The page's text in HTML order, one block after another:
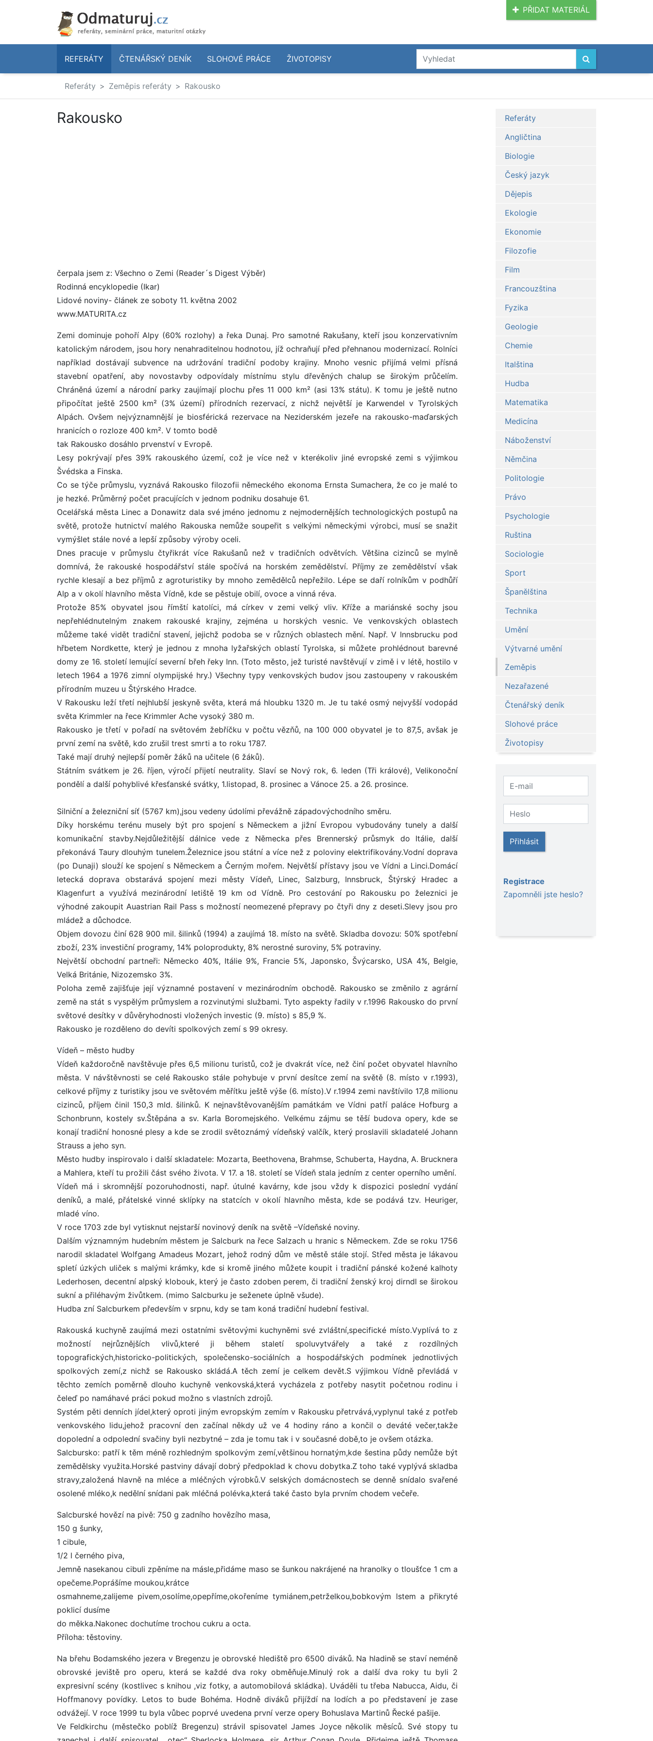
PŘIDAT MATERIÁL
REFERÁTY ČTENÁŘSKÝ DENÍK SLOHOVÉ PRÁCE ŽIVOTOPISY
Referáty Zeměpis referáty Rakousko
Rakousko
čerpala jsem z: Všechno o Zemi (Reader´s Digest Výběr)
Rodinná encyklopedie (Ikar)
Lidové noviny- článek ze soboty 11. května 2002
www.MATURITA.cz
Zemi dominuje pohoří Alpy (60% rozlohy) a řeka Dunaj. Pro samotné Rakušany, kteří jsou konzervativním
katolickým národem, jsou hory nenahraditelnou hodnotou, jíž ochraňují před přehnanou modernizací. Rolníci
například dostávají subvence na udržování tradiční podoby krajiny. Mnoho vesnic přijímá velmi přísná
stavební opatření, aby novostavby odpovídaly místnímu stylu dřevěných chalup se širokým průčelím.
Chráněná území a národní parky zaujímají plochu přes 11 000 km² (asi 13% státu). K tomu je ještě nutno
připočítat ještě 2500 km² (3% území) přírodních rezervací, z nichž největší je Karwendel v Tyrolských
Alpách. Ovšem nejvýznamnější je biosférická rezervace na Neziderském jezeře na rakousko-maďarských
hranicích o rozloze 400 km². V tomto bodě
tak Rakousko dosáhlo prvenství v Evropě.
Lesy pokrývají přes 39% rakouského území, což je více než v kterékoliv jiné evropské zemi s výjimkou
Švédska a Finska.
Co se týče průmyslu, vyznává Rakousko filozofii německého ekonoma Ernsta Sumachera, že co je malé to
je hezké. Průměrný počet pracujících v jednom podniku dosahuje 61.
Ocelářská města Linec a Donawitz dala své jméno jednomu z nejmodernějších technologických postupů na
světě, protože hutnictví malého Rakouska nemůže soupeřit s velkými německými výrobci, musí se snažit
vymýšlet stále nové a lepší způsoby výroby oceli.
Dnes pracuje v průmyslu čtyřikrát více Rakušanů než v tradičních odvětvích. Většina cizinců se mylně
domnívá, že rakouské hospodářství stále spočívá na horském zemědělství. Příjmy ze zemědělství však
rychle klesají a bez příjmů z agroturistiky by mnoho zemědělců nepřežilo. Lépe se daří rolníkům v podhůří
Alp a v okolí hlavního města Vídně, kde se pěstuje obilí, ovoce a vinná réva.
Protože 85% obyvatel jsou římští katolíci, má církev v zemi velký vliv. Kříže a mariánské sochy jsou
nepřehlédnutelným znakem rakouské krajiny, zejména u horských vesnic. Ve venkovských oblastech
můžeme také vidět tradiční stavení, jejichž podoba se v různých oblastech mění. Např. V Innsbrucku pod
hřbetem Nordkette, který je jednou z mnoha lyžařských oblastí Tyrolska, si můžete prohlédnout barevné
domy ze 16. století lemující severní břeh řeky Inn. (Toto město, jež turisté navštěvují v zimě i v létě, hostilo v
letech 1964 a 1976 zimní olympijské hry.) Všechny typy venkovských budov jsou zastoupeny v rakouském
přírodním muzeu u Štýrského Hradce.
V Rakousku leží třetí nejhlubší jeskyně světa, která má hloubku 1320 m. Je tu také osmý nejvyšší vodopád
světa Krimmler na řece Krimmler Ache vysoký 380 m.
Rakousko je třetí v pořadí na světovém žebříčku v počtu vězňů, na 100 000 obyvatel je to 87,5, avšak je
první zemí na světě, kdo zrušil trest smrti a to roku 1787.
Také mají druhý nejlepší poměr žáků na učitele (6 žáků).
Státním svátkem je 26. říjen, výročí přijetí neutrality. Slaví se Nový rok, 6. leden (Tři králové), Velikonoční
pondělí a další pohyblivé křesťanské svátky, 1.listopad, 8. prosinec a Vánoce 25. a 26. prosince.
Silniční a železniční síť (5767 km),jsou vedeny údolími převážně západovýchodního směru.
Díky horskému terénu musely být pro spojení s Německem a jižní Evropou vybudovány tunely a další
komunikační stavby.Nejdůležitější dálnice vede z Německa přes Brennerský průsmyk do Itálie, další
překonává Taury dlouhým tunelem.Železnice jsou státní a více než z poloviny elektrifikovány.Vodní doprava
(po Dunaji) slouží ke spojení s Německem a Černým mořem. Největší přístavy jsou ve Vídni a Linci.Domácí
letecká doprava obstarává spojení mezi městy Vídeň, Linec, Salzburg, Innsbruck, Štýrský Hradec a
Klagenfurt a využívá mezinárodní letiště 19 km od Vídně. Pro cestování po Rakousku po železnici je
výhodné zakoupit Auastrian Rail Pass s možností neomezené přepravy po čtyři dny z deseti.Slevy jsou pro
mládež a důchodce.
Objem dovozu činí 628 900 mil. šilinků (1994) a zaujímá 18. místo na světě. Skladba dovozu: 50% spotřební
zboží, 23% investiční programy, 14% poloprodukty, 8% nerostné suroviny, 5% potraviny.
Největší obchodní partneři: Německo 40%, Itálie 9%, Francie 5%, Japonsko, Švýcarsko, USA 4%, Belgie,
Velká Británie, Nizozemsko 3%.
Poloha země zajišťuje její významné postavení v mezinárodním obchodě. Rakousko se změnilo z agrární
země na stát s vyspělým průmyslem a rozvinutými službami. Tyto aspekty řadily v r.1996 Rakousko do první
světové desítky v důvěryhodnosti vložených investic (9. místo) s 85,9 %.
Rakousko je rozděleno do devíti spolkových zemí s 99 okresy.
Vídeň – město hudby
Vídeň každoročně navštěvuje přes 6,5 milionu turistů, což je dvakrát více, než činí počet obyvatel hlavního
města. V návštěvnosti se celé Rakousko stále pohybuje v první desítce zemí na světě (8. místo v r.1993),
celkové příjmy z turistiky jsou ve světovém měřítku ještě výše (6. místo).V r.1994 zemi navštívilo 17,8 milionu
cizinců, příjem činil 150,3 mld. šilinků. K nejnavštěvovanějším památkám ve Vídni patří paláce Hofburg a
Schonbrunn, kostely sv.Štěpána a sv. Karla Boromejského. Velkému zájmu se těší budova opery, kde se
konají tradiční honosné plesy a kde se zrodil světoznámý vídeňský valčík, který proslavili skladatelé Johann
Strauss a jeho syn.
Město hudby inspirovalo i další skladatele: Mozarta, Beethovena, Brahmse, Schuberta, Haydna, A. Brucknera
a Mahlera, kteří tu prožili část svého života. V 17. a 18. století se Vídeň stala jedním z center operního umění.
Vídeň má i skromnější pozoruhodnosti, např. útulné kavárny, kde jsou vždy k dispozici poslední vydání
deníků, a malé, přátelské vinné sklípky na statcích v okolí hlavního města, kde se podává tzv. Heuriger,
mladé víno.
V roce 1703 zde byl vytisknut nejstarší novinový deník na světě –Vídeňské noviny.
Dalším významným hudebním městem je Salcburk na řece Salzach u hranic s Německem. Zde se roku 1756
narodil skladatel Wolfgang Amadeus Mozart, jehož rodný dům ve městě stále stojí. Střed města je lákavou
spletí úzkých uliček s malými krámky, kde si kromě jiného můžete koupit i tradiční pánské kožené kalhoty
Lederhosen, decentní alpský klobouk, který je často zdoben perem, či tradiční ženský kroj dirndl se širokou
sukní a přiléhavým živůtkem. (mimo Salcburku je seženete úplně všude).
Hudba zní Salcburkem především v srpnu, kdy se tam koná tradiční hudební festival.
Rakouská kuchyně zaujímá mezi ostatními světovými kuchyněmi své zvláštní,specifické místo.Vyplívá to z
možností nejrůznějších vlivů,které ji během staletí spoluvytvářely a také z rozdílných
topografických,historicko-politických, společensko-sociálních a hospodářských podmínek jednotlivých
spolkových zemí,z nichž se Rakousko skládá.A těch zemí je celkem devět.S výjimkou Vídně převládá v
těchto zemích poměrně dlouho kuchyně venkovská,která vycházela z potřeby nasytit početnou rodinu i
čeleď po namáhavé práci pokud možno s vlastních zdrojů.
Systém pěti denních jídel,který oproti jiným evropským zemím v Rakousku přetrvává,vyplynul také z potřeb
venkovského lidu,jehož pracovní den začínal někdy už ve 4 hodiny ráno a končil o deváté večer,takže
dopolední a odpolední svačiny byli nezbytné – zda je tomu tak i v současné době,to je ovšem otázka.
Salcbursko: patří k těm méně rozhledným spolkovým zemí,většinou hornatým,kde šestina půdy nemůže být
zemědělsky využita.Horské pastviny dávají dobrý předpoklad k chovu dobytka.Z toho také vyplývá skladba
stravy,založená hlavně na mléce a mléčných výrobků.V selských domácnostech se denně snídalo svařené
osolené mléko,k nedělní snídani pak mléčná polévka,která také často byla prvním chodem večeře.
Salcburské hovězí na pivě: 750 g zadního hovězího masa,
150 g šunky,
1 cibule,
1/2 l černého piva,
Jemně nasekanou cibuli zpěníme na másle,přidáme maso se šunkou nakrájené na hranolky o tloušťce 1 cm a
opečeme.Poprášíme moukou,krátce
osmahneme,zalijeme pivem,osolíme,opepříme,okořeníme tymiánem,petrželkou,bobkovým lstem a přikryté
poklicí dusíme
do měkka.Nakonec dochutíme trochou cukru a octa.
Příloha: těstoviny.
Na břehu Bodamského jezera v Bregenzu je obrovské hlediště pro 6500 diváků. Na hladině se staví neméně
obrovské jeviště pro operu, která se každé dva roky obměňuje.Minulý rok a další dva roky tu byli 2
expresivní scény (kostlivec s knihou ,viz fotky, a automobilová skládka). Uváděli tu třeba Nabucca, Aidu, či
Hoffmanovy povídky. Letos to bude Bohéma. Hodně diváků přijíždí na lodích a po představení je zase
odvážejí. V roce 1999 tu byla vůbec poprvé uvedena první verze opery Bohuslava Martinů Řecké pašije.
Ve Feldkirchu (městečko poblíž Bregenzu) strávil spisovatel James Joyce několik měsíců. Své stopy tu
Referáty
Angličtina
Biologie
Český jazyk
Dějepis
Ekologie
Ekonomie
Filozofie
Film
Francouzština
Fyzika
Geologie
Chemie
Italština
Hudba
Matematika
Medicína
Náboženství
Němčina
Politologie
Právo
Psychologie
Ruština
Sociologie
Sport
Španělština
Technika
Umění
Výtvarné umění
Zeměpis
Nezařazené
Čtenářský deník
Slohové práce
Životopisy
Přihlásit
Registrace
Zapomněli jste heslo?